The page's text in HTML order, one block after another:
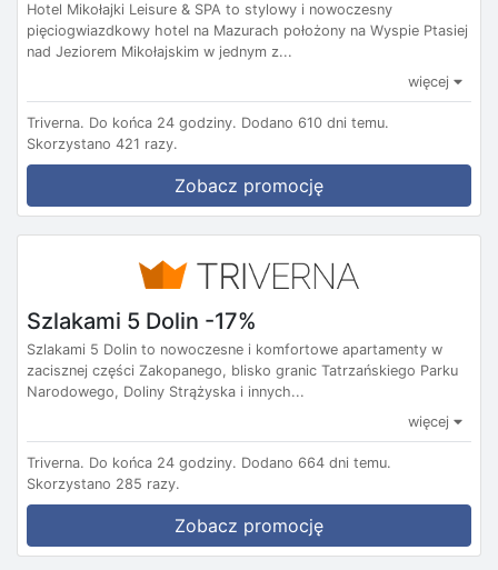
Hotel Mikołajki Leisure & SPA to stylowy i nowoczesny
pięciogwiazdkowy hotel na Mazurach położony na Wyspie Ptasiej
nad Jeziorem Mikołajskim w jednym z...
więcej
Triverna. Do końca 24 godziny. Dodano 610 dni temu.
Skorzystano 421 razy.
Zobacz promocję
Szlakami 5 Dolin -17%
Szlakami 5 Dolin to nowoczesne i komfortowe apartamenty w
zacisznej części Zakopanego, blisko granic Tatrzańskiego Parku
Narodowego, Doliny Strążyska i innych...
więcej
Triverna. Do końca 24 godziny. Dodano 664 dni temu.
Skorzystano 285 razy.
Zobacz promocję